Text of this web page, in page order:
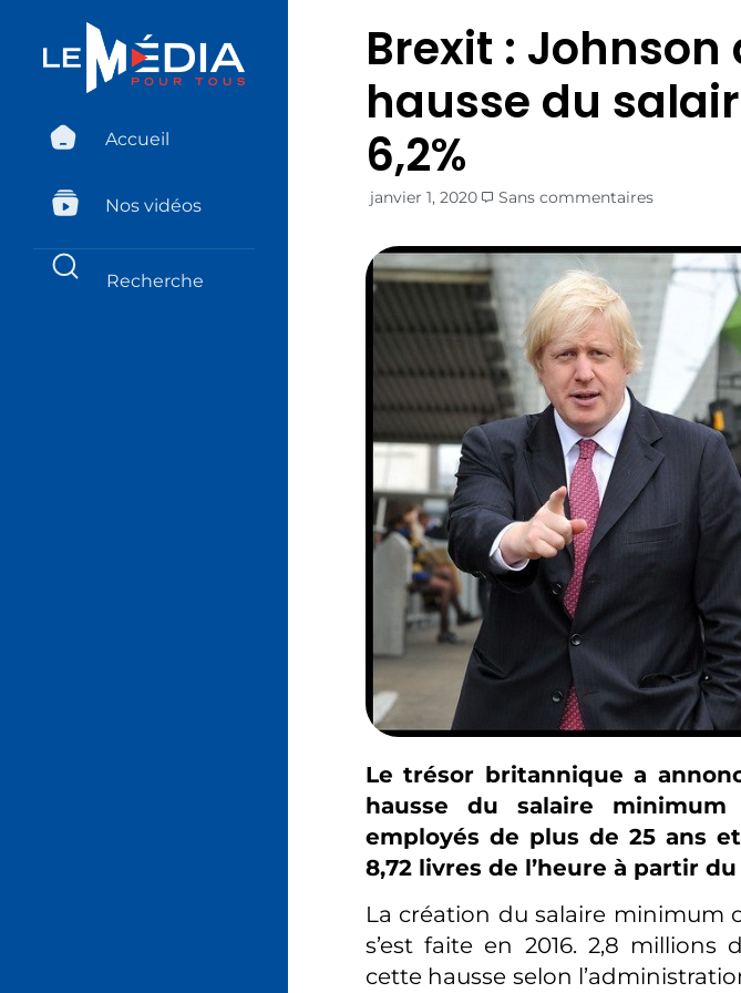
Accueil
Nos vidéos
Brexit :
hausse du
6,2%
janvier 1, 2020 Sans commentaires
Le trésor britannique a
hausse du salaire minimum
employés de plus de 25 ans
8,72 livres de l’heure à partir du
La création du salaire minimum
s’est faite en 2016. 2,8
cette hausse selon